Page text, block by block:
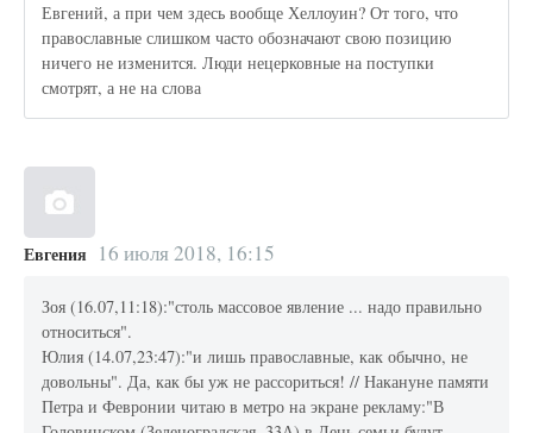
Евгений, а при чем здесь вообще Хеллоуин? От того, что
православные слишком часто обозначают свою позицию
ничего не изменится. Люди нецерковные на поступки
смотрят, а не на слова
Евгения 16 июля 2018, 16:15
Зоя (16.07,11:18):"столь массовое явление ... надо правильно
относиться".
Юлия (14.07,23:47):"и лишь православные, как обычно, не
довольны". Да, как бы уж не рассориться! // Накануне памяти
Петра и Февронии читаю в метро на экране рекламу:"В